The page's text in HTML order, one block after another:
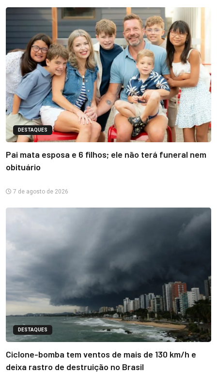
DESTAQUES
Pai mata esposa e 6 filhos; ele não terá funeral nem
obituário
7 de agosto de 2026
DESTAQUES
Ciclone-bomba tem ventos de mais de 130 km/h e
deixa rastro de destruição no Brasil